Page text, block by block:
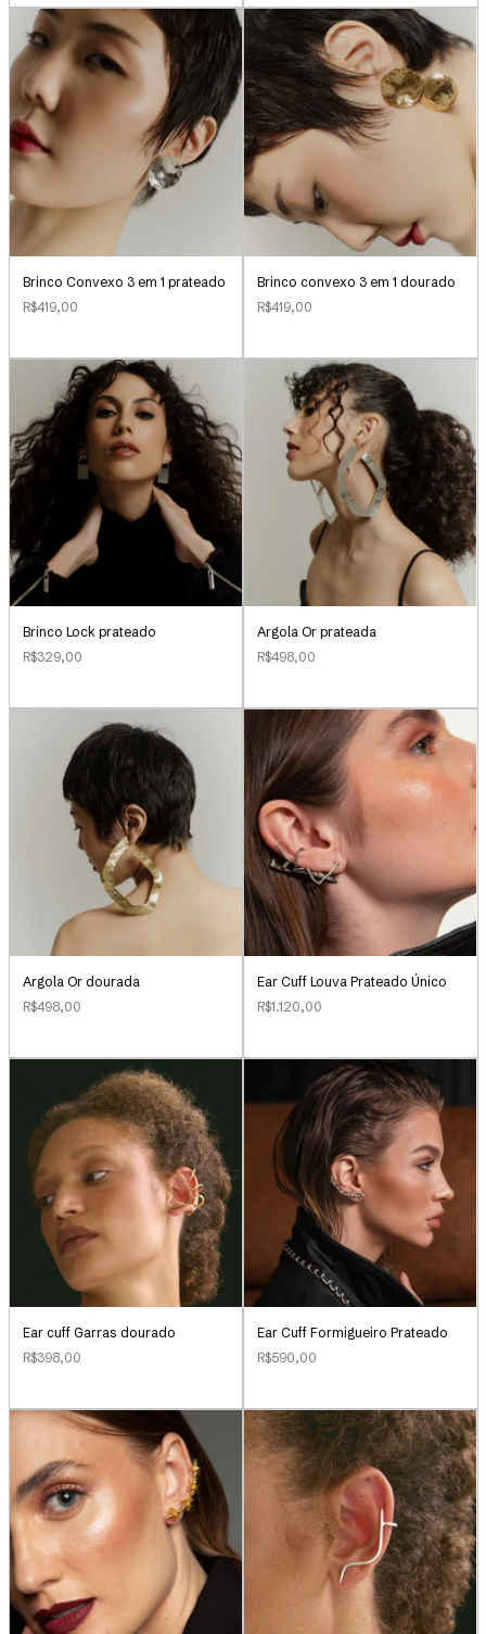
Brinco Convexo 3 em 1 prateado
R$419,00
Brinco convexo 3 em 1 dourado
R$419,00
Brinco Lock prateado
R$329,00
Argola Or prateada
R$498,00
Argola Or dourada
R$498,00
Ear Cuff Louva Prateado Único
R$1.120,00
Ear cuff Garras dourado
R$398,00
Ear Cuff Formigueiro Prateado
R$590,00